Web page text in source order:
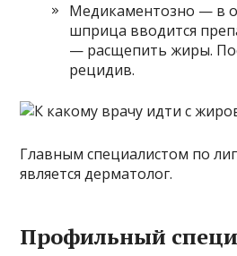
Медикаментозно — в
шприца вводится
— расщепить жиры.
рецидив.
Главным специалистом по
является дерматолог.
Профильный